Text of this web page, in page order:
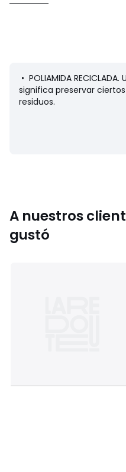
• Al menos un 50 % de
Información sobre origen
• POLIAMIDA
significa preservar
residuos.
A nuestros
gustó